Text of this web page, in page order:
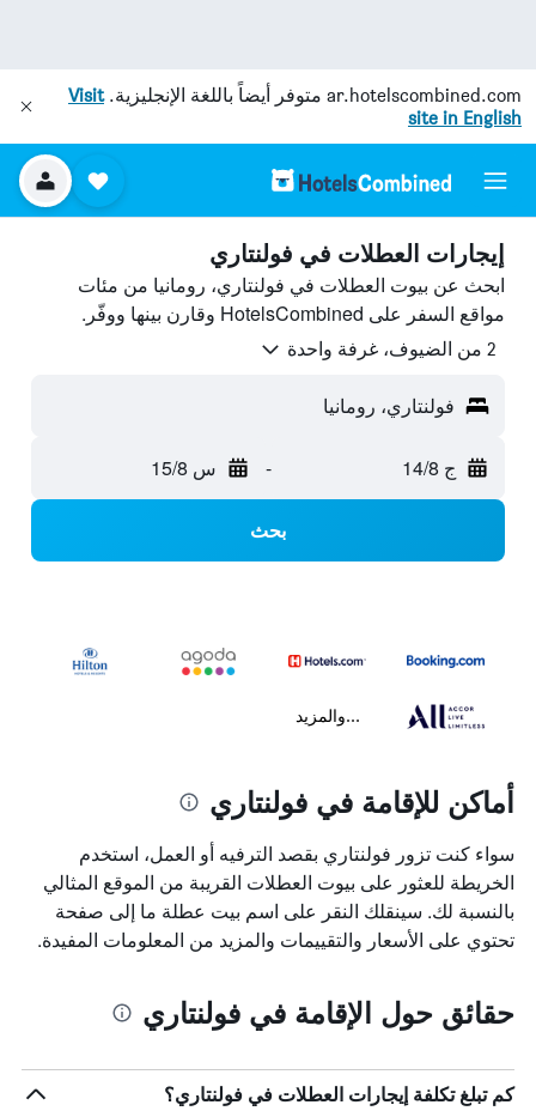
ar.hotelscombined.com متوفر أيضاً باللغة الإنجليزية.Visit
site in English
إيجارات العطلات في فولنتاري
ابحث عن بيوت العطلات في فولنتاري، رومانيا من مئات
مواقع السفر على HotelsCombined وقارن بينها ووفّر.
2 من الضيوف، غرفة واحدة
فولنتاري، رومانيا
ج 14/8 - س 15/8
بحث
...والمزيد
أماكن للإقامة في فولنتاري
سواء كنت تزور فولنتاري بقصد الترفيه أو العمل، استخدم
الخريطة للعثور على بيوت العطلات القريبة من الموقع المثالي
بالنسبة لك. سينقلك النقر على اسم بيت عطلة ما إلى صفحة
تحتوي على الأسعار والتقييمات والمزيد من المعلومات المفيدة.
حقائق حول الإقامة في فولنتاري
كم تبلغ تكلفة إيجارات العطلات في فولنتاري؟